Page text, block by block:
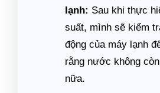
lạnh: Sau khi thực
suất, mình sẽ kiểm
động của máy lạnh
rằng nước không
nữa.